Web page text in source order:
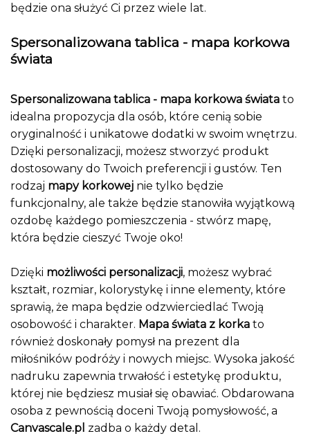
będzie ona służyć Ci przez wiele lat.
Spersonalizowana tablica - mapa korkowa
świata
Spersonalizowana tablica - mapa korkowa świata to
idealna propozycja dla osób, które cenią sobie
oryginalność i unikatowe dodatki w swoim wnętrzu.
Dzięki personalizacji, możesz stworzyć produkt
dostosowany do Twoich preferencji i gustów. Ten
rodzaj mapy korkowej nie tylko będzie
funkcjonalny, ale także będzie stanowiła wyjątkową
ozdobę każdego pomieszczenia - stwórz mapę,
która będzie cieszyć Twoje oko!
Dzięki możliwości personalizacji, możesz wybrać
kształt, rozmiar, kolorystykę i inne elementy, które
sprawią, że mapa będzie odzwierciedlać Twoją
osobowość i charakter. Mapa świata z korka to
również doskonały pomysł na prezent dla
miłośników podróży i nowych miejsc. Wysoka jakość
nadruku zapewnia trwałość i estetykę produktu,
której nie będziesz musiał się obawiać. Obdarowana
osoba z pewnością doceni Twoją pomysłowość, a
Canvascale.pl zadba o każdy detal.